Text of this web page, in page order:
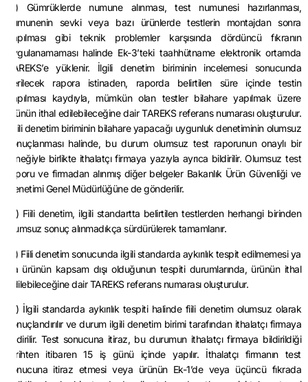
(5) Gümrüklerde numune alınması, test numunesi hazırlanması,
numunenin sevki veya bazı ürünlerde testlerin montajdan sonra
yapılması gibi teknik problemler karşısında dördüncü fıkranın
uygulanamaması halinde Ek-3’teki taahhütname elektronik ortamda
TAREKS’e yüklenir. İlgili denetim biriminin incelemesi sonucunda
verilecek rapora istinaden, raporda belirtilen süre içinde testin
yapılması kaydıyla, mümkün olan testler bilahare yapılmak üzere
ürünün ithal edilebileceğine dair TAREKS referans numarası oluşturulur.
İlgili denetim biriminin bilahare yapacağı uygunluk denetiminin olumsuz
sonuçlanması halinde, bu durum olumsuz test raporunun onaylı bir
örneğiyle birlikte ithalatçı firmaya yazıyla ayrıca bildirilir. Olumsuz test
raporu ve firmadan alınmış diğer belgeler Bakanlık Ürün Güvenliği ve
Denetimi Genel Müdürlüğüne de gönderilir.
(6) Fiili denetim, ilgili standartta belirtilen testlerden herhangi birinden
olumsuz sonuç alınmadıkça sürdürülerek tamamlanır.
(7) Fiili denetim sonucunda ilgili standarda aykırılık tespit edilmemesi ya
da ürünün kapsam dışı olduğunun tespiti durumlarında, ürünün ithal
edilebileceğine dair TAREKS referans numarası oluşturulur.
(8) İlgili standarda aykırılık tespiti halinde fiili denetim olumsuz olarak
sonuçlandırılır ve durum ilgili denetim birimi tarafından ithalatçı firmaya
bildirilir. Test sonucuna itiraz, bu durumun ithalatçı firmaya bildirildiği
tarihten itibaren 15 iş günü içinde yapılır. İthalatçı firmanın test
sonucuna itiraz etmesi veya ürünün Ek-1’de veya üçüncü fıkrada